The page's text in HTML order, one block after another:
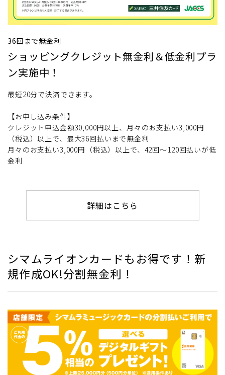
36回まで無金利
ショッピングクレジット無金利＆低金利プラ
ン実施中！
最短20分で決済できます。
【お申し込み条件】
クレジット申込金額30,000円以上、月々のお支払い3,000円
（税込）以上で、最大36回払いまで無金利
月々のお支払い3,000円（税込）以上で、42回～120回払いが低
金利
詳細はこちら
シマムライオンカードもお得です！新
規作成OK!分割無金利！